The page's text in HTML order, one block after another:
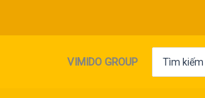
VIMIDO GROUP
for: